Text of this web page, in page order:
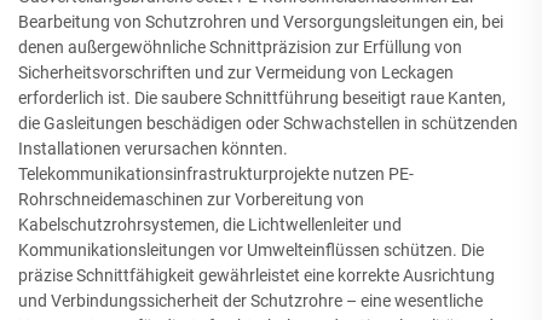
Bearbeitung von Schutzrohren und Versorgungsleitungen ein, bei
denen außergewöhnliche Schnittpräzision zur Erfüllung von
Sicherheitsvorschriften und zur Vermeidung von Leckagen
erforderlich ist. Die saubere Schnittführung beseitigt raue Kanten,
die Gasleitungen beschädigen oder Schwachstellen in schützenden
Installationen verursachen könnten.
Telekommunikationsinfrastrukturprojekte nutzen PE-
Rohrschneidemaschinen zur Vorbereitung von
Kabelschutzrohrsystemen, die Lichtwellenleiter und
Kommunikationsleitungen vor Umwelteinflüssen schützen. Die
präzise Schnittfähigkeit gewährleistet eine korrekte Ausrichtung
und Verbindungssicherheit der Schutzrohre – eine wesentliche